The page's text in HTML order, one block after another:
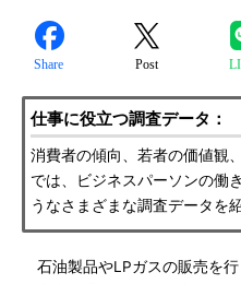
Share Post
仕事に役立つ調査データ：
消費者の傾向、若者の価値
では、ビジネスパーソンの働
うなさまざまな調査データを
石油製品やLPガスの販売を